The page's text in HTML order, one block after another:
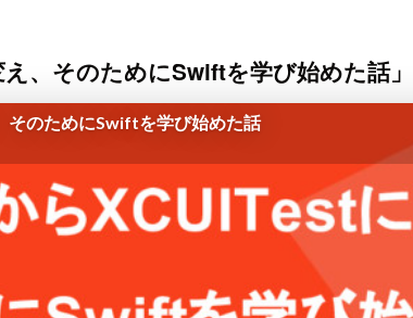
え、そのためにSwiftを学び始めた話